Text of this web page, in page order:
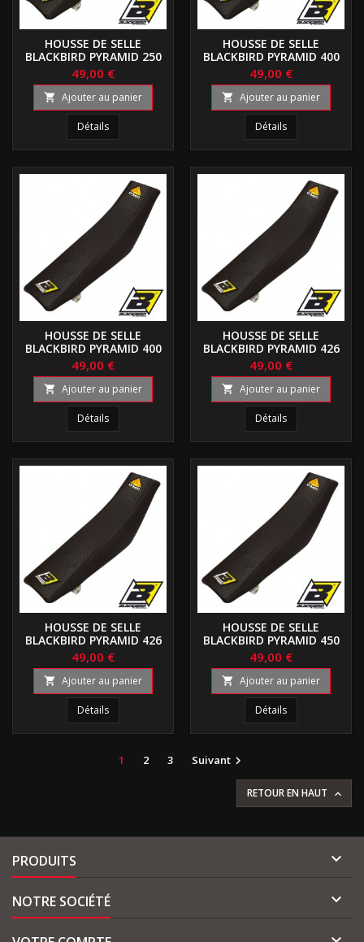
HOUSSE DE SELLE
BLACKBIRD PYRAMID 250
YZF
49,00 €
 Ajouter au panier
Détails
HOUSSE DE SELLE
BLACKBIRD PYRAMID 400
WRF
49,00 €
 Ajouter au panier
Détails
HOUSSE DE SELLE
BLACKBIRD PYRAMID 400
YZF
49,00 €
 Ajouter au panier
Détails
HOUSSE DE SELLE
BLACKBIRD PYRAMID 426
WRF
49,00 €
 Ajouter au panier
Détails
HOUSSE DE SELLE
BLACKBIRD PYRAMID 426
YZF
49,00 €
 Ajouter au panier
Détails
HOUSSE DE SELLE
BLACKBIRD PYRAMID 450
WRF
49,00 €
 Ajouter au panier
Détails
1 2 3 Suivant 
RETOUR EN HAUT 
PRODUITS 
NOTRE SOCIÉTÉ 